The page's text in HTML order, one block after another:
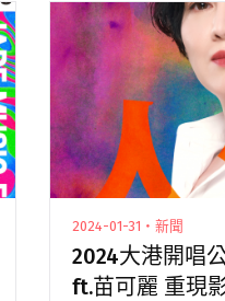
2024-01-31・新聞
2024大港開唱
ft.苗可